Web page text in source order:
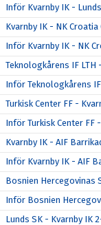
Inför Kvarnby IK -
Kvarnby IK - NK Croatia
Inför Kvarnby IK - NK
Teknologkårens IF LTH
Inför Teknologkårens
Turkisk Center FF -
Inför Turkisk Center FF
Kvarnby IK - AIF
Inför Kvarnby IK - AIF
Bosnien Hercegovinas
Inför Bosnien
Lunds SK - Kvarnby IK